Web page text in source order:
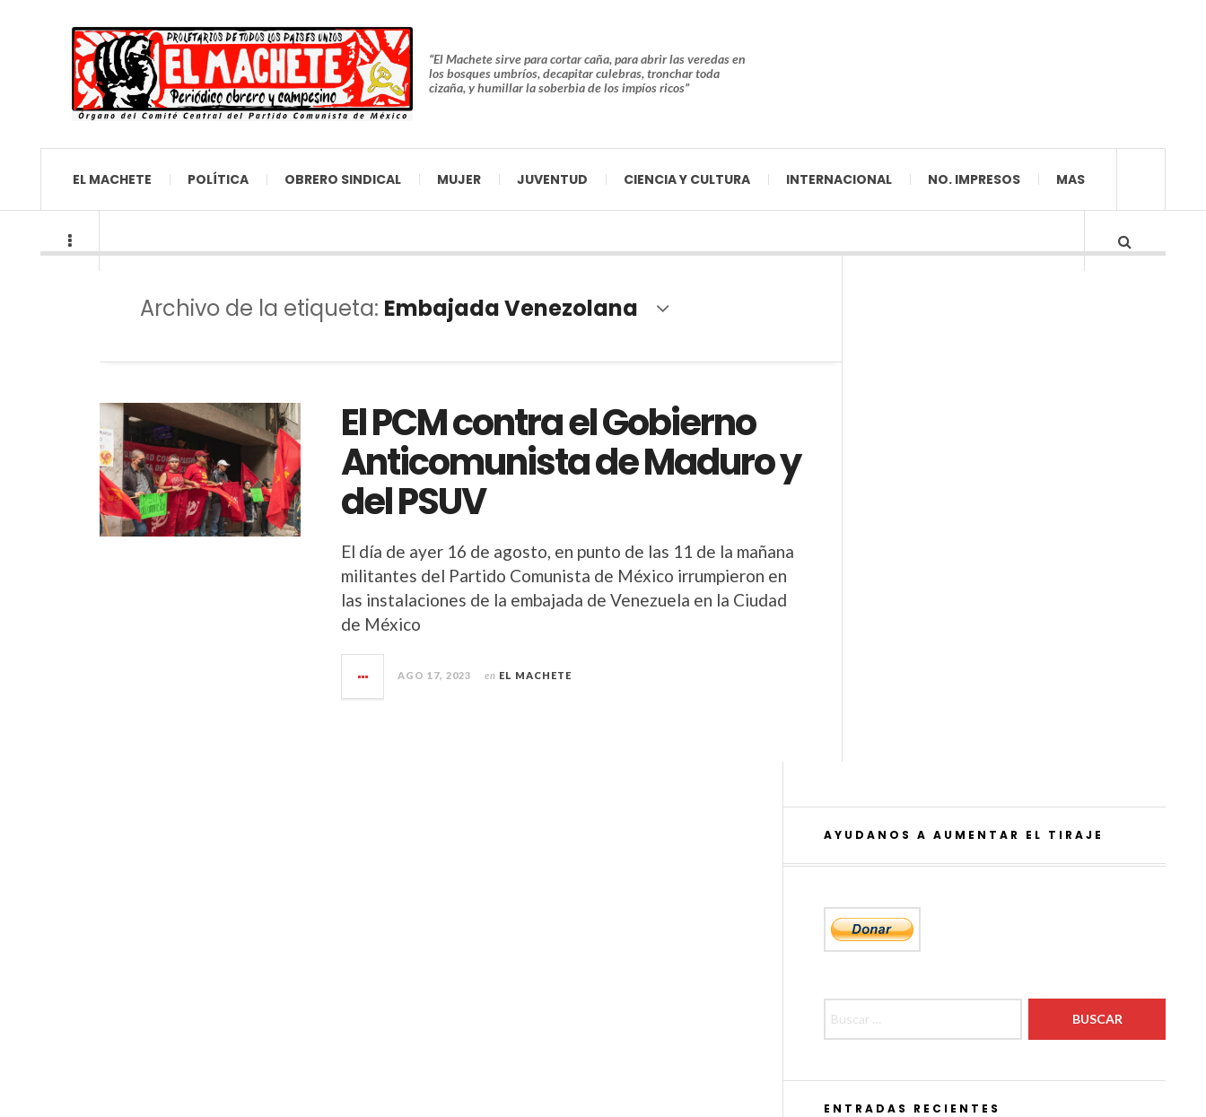
“El Machete sirve para cortar caña, para abrir las veredas en
los bosques umbríos, decapitar culebras, tronchar toda
cizaña, y humillar la soberbia de los impíos ricos”
EL MACHETE POLÍTICA OBRERO SINDICAL MUJER JUVENTUD CIENCIA Y CULTURA INTERNACIONAL NO. IMPRESOS MAS
Archivo de la etiqueta: Embajada Venezolana
El PCM contra el Gobierno
Anticomunista de Maduro y
del PSUV
El día de ayer 16 de agosto, en punto de las 11 de la mañana
militantes del Partido Comunista de México irrumpieron en
las instalaciones de la embajada de Venezuela en la Ciudad
de México
AGO 17, 2023 en EL MACHETE
AYUDANOS A AUMENTAR EL TIRAJE
ENTRADAS RECIENTES